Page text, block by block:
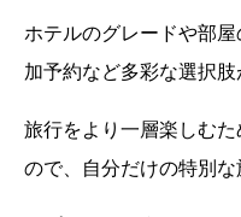
ホテルのグレードや部
加予約など多彩な選択肢
旅行をより一層楽しむ
ので、自分だけの特別な